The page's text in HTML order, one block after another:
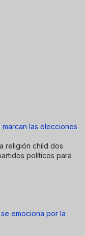
las elecciones
religión child dos
políticos para
emociona por la